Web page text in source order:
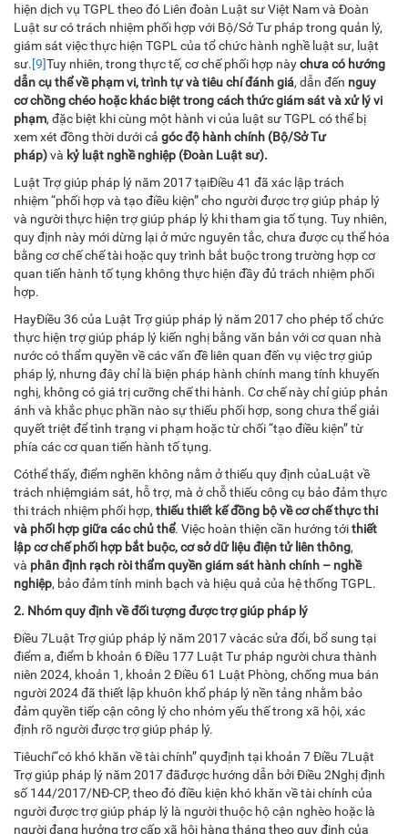
hiện dịch vụ TGPL theo đó Liên đoàn Luật sư Việt Nam và Đoàn
Luật sư có trách nhiệm phối hợp với Bộ/Sở Tư pháp trong quản lý,
giám sát việc thực hiện TGPL của tổ chức hành nghề luật sư, luật
sư.[9]Tuy nhiên, trong thực tế, cơ chế phối hợp nàychưa có hướng
dẫn cụ thể về phạm vi, trình tự và tiêu chí đánh giá, dẫn đến nguy
cơ chồng chéo hoặc khác biệt trong cách thức giám sát và xử lý vi
phạm, đặc biệt khi cùng một hành vi của luật sư TGPL có thể bị
xem xét đồng thời dưới cả góc độ hành chính (Bộ/Sở Tư
pháp)và kỷ luật nghề nghiệp (Đoàn Luật sư).
Luật Trợ giúp pháp lý năm 2017 tạiĐiều 41 đã xác lập trách
nhiệm “phối hợp và tạo điều kiện” cho người được trợ giúp pháp lý
và người thực hiện trợ giúp pháp lý khi tham gia tố tụng. Tuy nhiên,
quy định này mới dừng lại ở mức nguyên tắc, chưa được cụ thể hóa
bằng cơ chế chế tài hoặc quy trình bắt buộc trong trường hợp cơ
quan tiến hành tố tụng không thực hiện đầy đủ trách nhiệm phối
hợp.
HayĐiều 36 của Luật Trợ giúp pháp lý năm 2017 cho phép tổ chức
thực hiện trợ giúp pháp lý kiến nghị bằng văn bản với cơ quan nhà
nước có thẩm quyền về các vấn đề liên quan đến vụ việc trợ giúp
pháp lý, nhưng đây chỉ là biện pháp hành chính mang tính khuyến
nghị, không có giá trị cưỡng chế thi hành. Cơ chế này chỉ giúp phản
ánh và khắc phục phần nào sự thiếu phối hợp, song chưa thể giải
quyết triệt để tình trạng vi phạm hoặc từ chối “tạo điều kiện” từ
phía các cơ quan tiến hành tố tụng.
Cóthể thấy, điểm nghẽn không nằm ở thiếu quy định củaLuật về
trách nhiệmgiám sát, hỗ trợ, mà ở chỗ thiếu công cụ bảo đảm thực
thi trách nhiệm phối hợp, thiếu thiết kế đồng bộ về cơ chế thực thi
và phối hợp giữa các chủ thể. Việc hoàn thiện cần hướng tớithiết
lập cơ chế phối hợp bắt buộc, cơ sở dữ liệu điện tử liên thông,
và phân định rạch ròi thẩm quyền giám sát hành chính – nghề
nghiệp, bảo đảm tính minh bạch và hiệu quả của hệ thống TGPL.
2. Nhóm quy định về đối tượng được trợ giúp pháp lý
Điều 7Luật Trợ giúp pháp lý năm 2017 vàcác sửa đổi, bổ sung tại
điểm a, điểm b khoản 6 Điều 177 Luật Tư pháp người chưa thành
niên 2024, khoản 1, khoản 2 Điều 61 Luật Phòng, chống mua bán
người 2024 đã thiết lập khuôn khổ pháp lý nền tảng nhằm bảo
đảm quyền tiếp cận công lý cho nhóm yếu thế trong xã hội, xác
định rõ người được trợ giúp pháp lý.
Tiêuchí“có khó khăn về tài chính” quyđịnh tại khoản 7 Điều 7Luật
Trợ giúp pháp lý năm 2017 đãđược hướng dẫn bởi Điều 2Nghị định
số 144/2017/NĐ-CP, theo đó điều kiện khó khăn về tài chính của
người được trợ giúp pháp lý là người thuộc hộ cận nghèo hoặc là
người đang hưởng trợ cấp xã hội hàng tháng theo quy định của